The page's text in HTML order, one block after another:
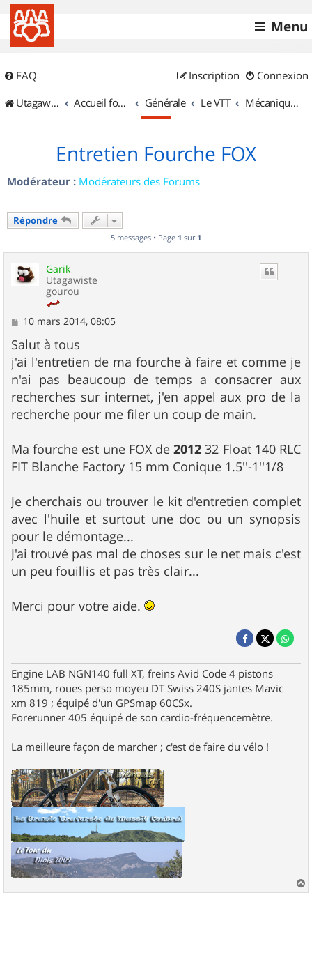
Menu
FAQ Connexion
Inscription
UtagawaVTT (Randos VTT et VTTAE avec traces GPS)
Accueil forum Générale Le VTT Mécanique et Entretiens
Entretien Fourche FOX
Modérateur : Modérateurs des Forums
Répondre
5 messages • Page 1 sur 1
Garik
Utagawiste
gourou
M
s
s
a
g
e
10 mars 2014, 08:05
Salut à tous
j'ai l'entretien de ma fourche à faire et comme je
n'ai pas beaucoup de temps a consacrer aux
recherches sur internet, j'en appel aux pro de la
recherche pour me filer un coup de main.
Ma fourche est une FOX de2012 32 Float 140 RLC
FIT Blanche Factory 15 mm Conique 1.5''-1''1/8
Je cherchais ou trouver le kit d'entretien complet
avec l'huile et surtout une doc ou un synopsis
pour le démontage...
J'ai trouvé pas mal de choses sur le net mais c'est
un peu fouillis et pas très clair...
Merci pour votre aide.
Engine LAB NGN140 full XT, freins Avid Code 4 pistons
185mm, roues perso moyeu DT Swiss 240S jantes Mavic
xm 819 ; équipé d'un GPSmap 60CSx.
Forerunner 405 équipé de son cardio-fréquencemètre.
La meilleure façon de marcher ; c'est de faire du vélo !
a